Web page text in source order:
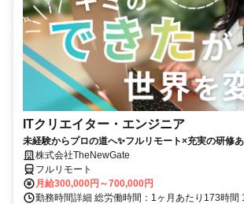
ITクリエイター・エンジニア
未経験からプロの道へ✨フルリモート×充実の研修あ
株式会社TheNewGate
フルリモート
月給300,000円～700,000円
勤務時間詳細 総労働時間：1ヶ月あたり173時